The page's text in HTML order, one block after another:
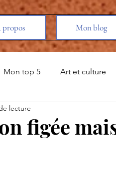
propos Mon blog
Mon top 5 Art et culture
figée
lecture
sur 5.